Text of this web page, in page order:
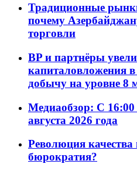
Традиционные
почему
торговли
BP и партнёры
капиталовложения
добычу на уровне 8
Медиаобзор: С 16:00
августа 2026 года
Революция
бюрократия?